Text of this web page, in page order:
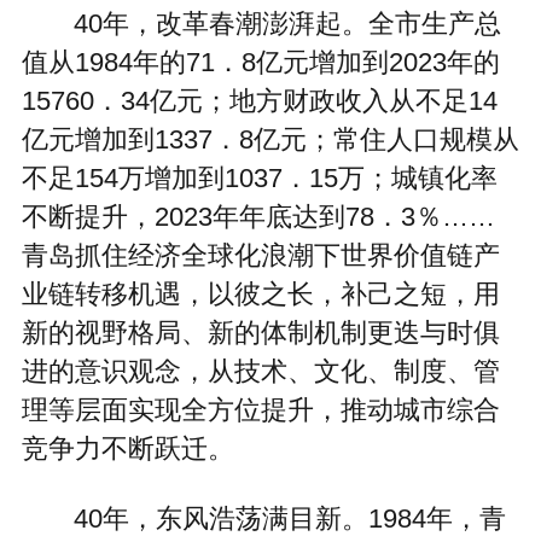
40年，改革春潮澎湃起。全市生产总
值从1984年的71．8亿元增加到2023年的
15760．34亿元；地方财政收入从不足14
亿元增加到1337．8亿元；常住人口规模从
不足154万增加到1037．15万；城镇化率
不断提升，2023年年底达到78．3％……
青岛抓住经济全球化浪潮下世界价值链产
业链转移机遇，以彼之长，补己之短，用
新的视野格局、新的体制机制更迭与时俱
进的意识观念，从技术、文化、制度、管
理等层面实现全方位提升，推动城市综合
竞争力不断跃迁。
40年，东风浩荡满目新。1984年，青